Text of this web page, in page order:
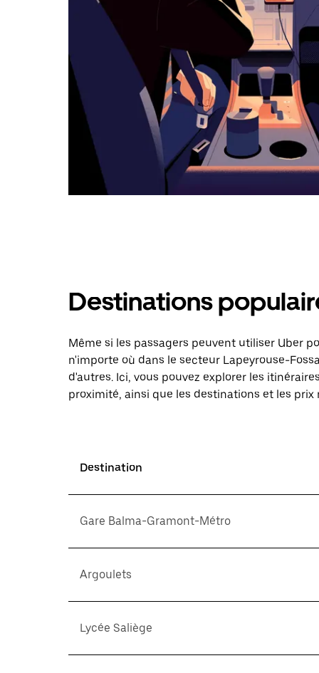
calendrier.
Destinations
Même si les passagers peuvent utiliser Uber
n'importe où dans le secteur Lapeyrouse-
d'autres. Ici, vous pouvez explorer les
proximité, ainsi que les destinations et les prix
Destination
Gare Balma-Gramont-Métro
Argoulets
Lycée Saliège